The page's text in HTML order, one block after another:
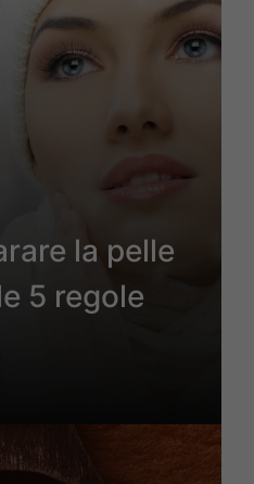
la pelle
5 regole